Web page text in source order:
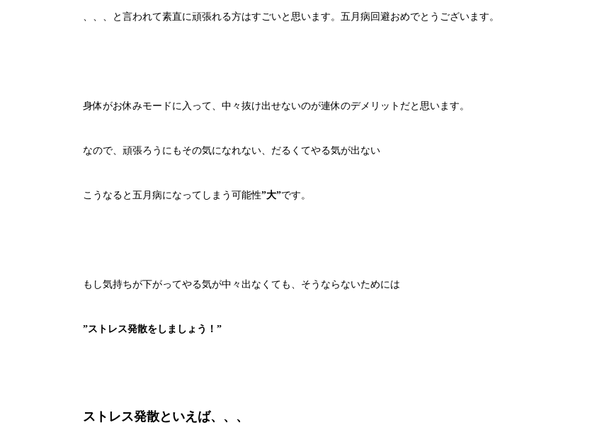
、、、と言われて素直に頑張れる方はすごいと思います。五月病回避おめでとうございます。
身体がお休みモードに入って、中々抜け出せないのが連休のデメリットだと思います。
なので、頑張ろうにもその気になれない、だるくてやる気が出ない
こうなると五月病になってしまう可能性”大”です。
もし気持ちが下がってやる気が中々出なくても、そうならないためには
”ストレス発散をしましょう！”
ストレス発散といえば、、、